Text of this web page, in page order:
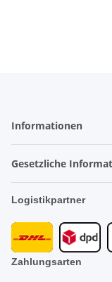
Informationen
Gesetzliche
Logistikpartner
Zahlungsarten